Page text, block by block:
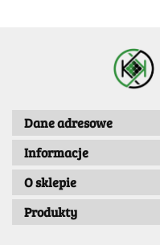
Dane adresowe
Informacje
O sklepie
Produkty